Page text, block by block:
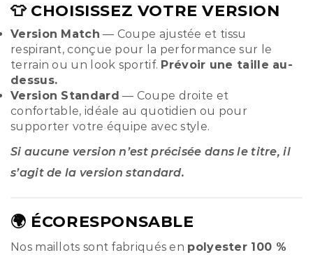
👕 CHOISISSEZ VOTRE VERSION
Version Match — Coupe ajustée et tissu
respirant, conçue pour la performance sur le
terrain ou un look sportif. Prévoir une taille au-
dessus.
Version Standard — Coupe droite et
confortable, idéale au quotidien ou pour
supporter votre équipe avec style.
Si aucune version n’est précisée dans le titre, il
s’agit de la version standard.
🌍 ÉCORESPONSABLE
Nos maillots sont fabriqués en polyester 100 %